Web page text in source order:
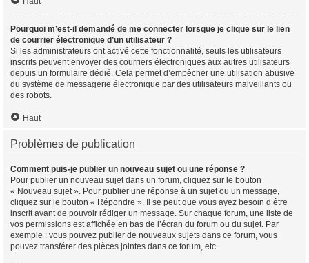
Pourquoi m’est-il demandé de me connecter lorsque je clique sur le lien
de courrier électronique d’un utilisateur ?
Si les administrateurs ont activé cette fonctionnalité, seuls les utilisateurs
inscrits peuvent envoyer des courriers électroniques aux autres utilisateurs
depuis un formulaire dédié. Cela permet d’empêcher une utilisation abusive
du système de messagerie électronique par des utilisateurs malveillants ou
des robots.
Haut
Problèmes de publication
Comment puis-je publier un nouveau sujet ou une réponse ?
Pour publier un nouveau sujet dans un forum, cliquez sur le bouton
« Nouveau sujet ». Pour publier une réponse à un sujet ou un message,
cliquez sur le bouton « Répondre ». Il se peut que vous ayez besoin d’être
inscrit avant de pouvoir rédiger un message. Sur chaque forum, une liste de
vos permissions est affichée en bas de l’écran du forum ou du sujet. Par
exemple : vous pouvez publier de nouveaux sujets dans ce forum, vous
pouvez transférer des pièces jointes dans ce forum, etc.